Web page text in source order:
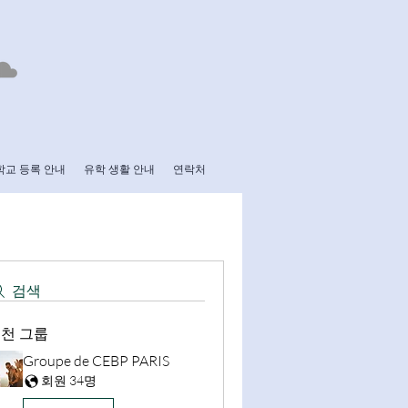
교 등록 안내 유학 생활 안내 연락처
검색
그룹
Groupe de CEBP PARIS
회원 34명